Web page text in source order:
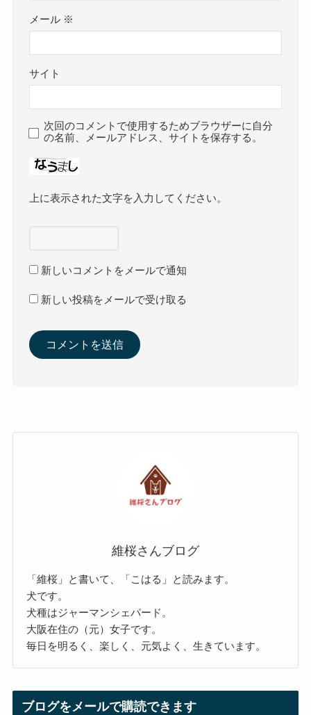
メール ※
サイト
次回のコメントで使用するためブラウザーに自分
の名前、メールアドレス、サイトを保存する。
上に表示された文字を入力してください。
新しいコメントをメールで通知
新しい投稿をメールで受け取る
維桜さんブログ
「維桜」と書いて、「こはる」と読みます。
犬です。
犬種はジャーマンシェパード。
大阪在住の（元）女子です。
毎日を明るく、楽しく、元気よく、生きています。
ブログをメールで購読できます